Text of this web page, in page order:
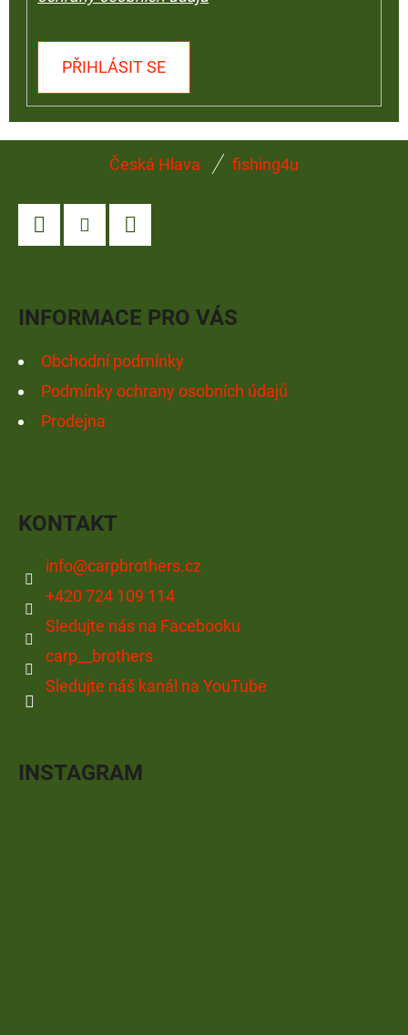
PŘIHLÁSIT SE
Česká Hlava fishing4u
INFORMACE PRO VÁS
Obchodní podmínky
Podmínky ochrany osobních údajů
Prodejna
KONTAKT
info@carpbrothers.cz
+420 724 109 114
Sledujte nás na Facebooku
carp__brothers
Sledujte náš kanál na YouTube
INSTAGRAM